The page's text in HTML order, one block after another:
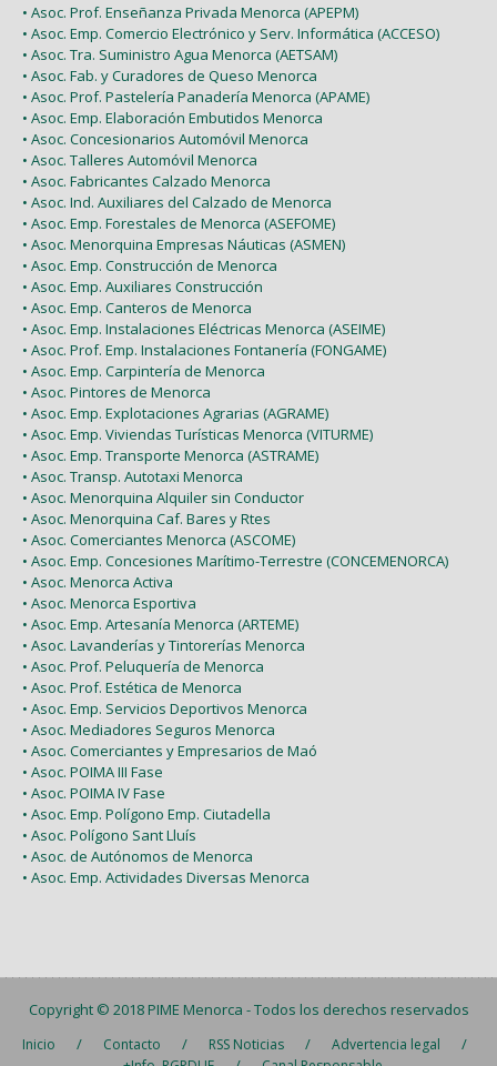
• Asoc. Prof. Enseñanza Privada Menorca (APEPM)
• Asoc. Emp. Comercio Electrónico y Serv. Informática (ACCESO)
• Asoc. Tra. Suministro Agua Menorca (AETSAM)
• Asoc. Fab. y Curadores de Queso Menorca
• Asoc. Prof. Pastelería Panadería Menorca (APAME)
• Asoc. Emp. Elaboración Embutidos Menorca
• Asoc. Concesionarios Automóvil Menorca
• Asoc. Talleres Automóvil Menorca
• Asoc. Fabricantes Calzado Menorca
• Asoc. Ind. Auxiliares del Calzado de Menorca
• Asoc. Emp. Forestales de Menorca (ASEFOME)
• Asoc. Menorquina Empresas Náuticas (ASMEN)
• Asoc. Emp. Construcción de Menorca
• Asoc. Emp. Auxiliares Construcción
• Asoc. Emp. Canteros de Menorca
• Asoc. Emp. Instalaciones Eléctricas Menorca (ASEIME)
• Asoc. Prof. Emp. Instalaciones Fontanería (FONGAME)
• Asoc. Emp. Carpintería de Menorca
• Asoc. Pintores de Menorca
• Asoc. Emp. Explotaciones Agrarias (AGRAME)
• Asoc. Emp. Viviendas Turísticas Menorca (VITURME)
• Asoc. Emp. Transporte Menorca (ASTRAME)
• Asoc. Transp. Autotaxi Menorca
• Asoc. Menorquina Alquiler sin Conductor
• Asoc. Menorquina Caf. Bares y Rtes
• Asoc. Comerciantes Menorca (ASCOME)
• Asoc. Emp. Concesiones Marítimo-Terrestre (CONCEMENORCA)
• Asoc. Menorca Activa
• Asoc. Menorca Esportiva
• Asoc. Emp. Artesanía Menorca (ARTEME)
• Asoc. Lavanderías y Tintorerías Menorca
• Asoc. Prof. Peluquería de Menorca
• Asoc. Prof. Estética de Menorca
• Asoc. Emp. Servicios Deportivos Menorca
• Asoc. Mediadores Seguros Menorca
• Asoc. Comerciantes y Empresarios de Maó
• Asoc. POIMA III Fase
• Asoc. POIMA IV Fase
• Asoc. Emp. Polígono Emp. Ciutadella
• Asoc. Polígono Sant Lluís
• Asoc. de Autónomos de Menorca
• Asoc. Emp. Actividades Diversas Menorca
Copyright © 2018PIME Menorca - Todos los derechos reservados
Inicio / Contacto / RSS Noticias / Advertencia legal /